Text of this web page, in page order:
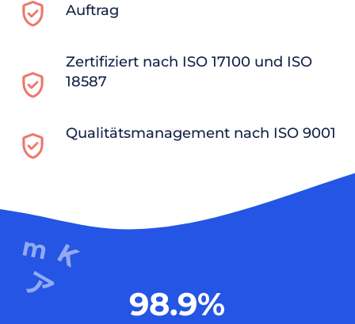
Auftrag
Zertifiziert nach ISO 17100 und ISO
18587
Qualitätsmanagement nach ISO 9001
98.9%